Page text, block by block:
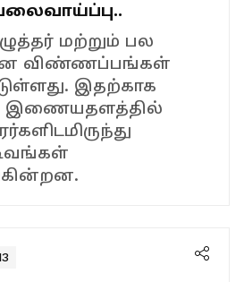
மற்றும் பல
விண்ணப்பங்கள்
இதற்காக
இணையதளத்தில்